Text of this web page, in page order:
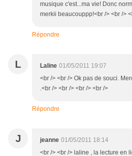
musique c'est...ma vie! Donc
merkii beaucouppp!<br /> <br />
Répondre
L Laline 01/05/2011 19:07
<br /> <br /> Ok pas de souci.
.<br /> <br /> <br /> <br />
Répondre
J jeanne 01/05/2011 18:14
<br /> <br /> laline , la lecture en